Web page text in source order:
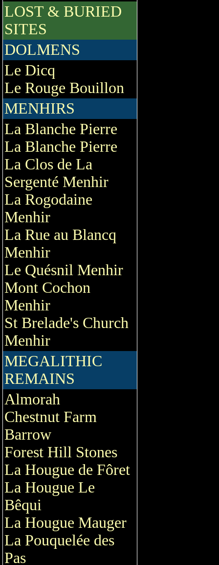
LOST & BURIED
SITES
DOLMENS
Le Dicq
Le Rouge Bouillon
MENHIRS
La Blanche Pierre
La Blanche Pierre
La Clos de La
Sergenté Menhir
La Rogodaine
Menhir
La Rue au Blancq
Menhir
Le Quésnil Menhir
Mont Cochon
Menhir
St Brelade's Church
Menhir
MEGALITHIC
REMAINS
Almorah
Chestnut Farm
Barrow
Forest Hill Stones
La Hougue de Fôret
La Hougue Le
Bêqui
La Hougue Mauger
La Pouquelée des
Pas